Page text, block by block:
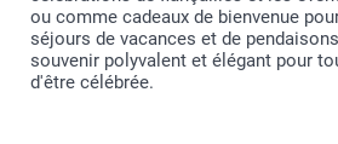
ou comme cadeaux de bienvenue
séjours de vacances et de
souvenir polyvalent et élégant pour
d'être célébrée.